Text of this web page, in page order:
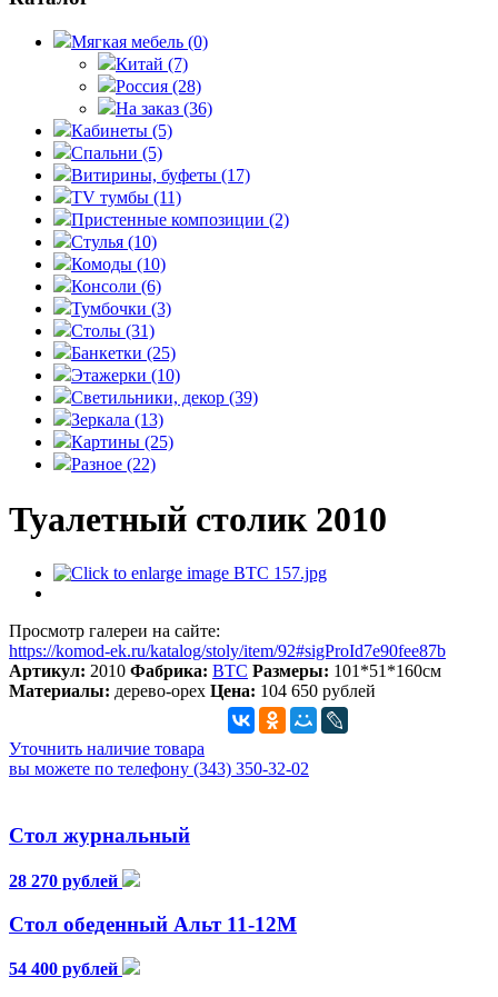
Мягкая мебель (0)
Китай (7)
Россия (28)
На заказ (36)
Кабинеты (5)
Спальни (5)
Витирины, буфеты (17)
TV тумбы (11)
Пристенные композиции (2)
Стулья (10)
Комоды (10)
Консоли (6)
Тумбочки (3)
Столы (31)
Банкетки (25)
Этажерки (10)
Светильники, декор (39)
Зеркала (13)
Картины (25)
Разное (22)
Туалетный столик 2010
Просмотр галереи на сайте:
https://komod-ek.ru/katalog/stoly/item/92#sigProId7e90fee87b
Артикул: 2010 Фабрика: BTC Размеры: 101*51*160см
Материалы: дерево-орех Цена: 104 650 рублей
Уточнить наличие товара
вы можете по телефону (343) 350-32-02
Стол журнальный
28 270 рублей
Стол обеденный Альт 11-12М
54 400 рублей